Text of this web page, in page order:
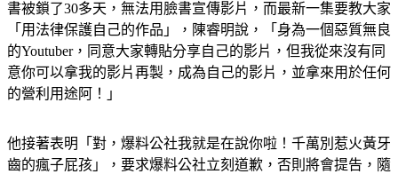
書被鎖了30多天，無法用臉書宣傳影片，而最新一集要教大家
「用法律保護自己的作品」，陳睿明說，
「身為一個惡質無良
的Youtuber，同意大家轉貼分享自己的影片，但我從來沒有同
意你可以拿我的影片再製，成為自己的影片，並拿來用於任何
的營利用途阿！」
他接著表明
「對，爆料公社我就是在說你啦！千萬別惹火黃牙
齒的瘋子屁孩」
，要求爆料公社立刻道歉，否則將會提告，隨